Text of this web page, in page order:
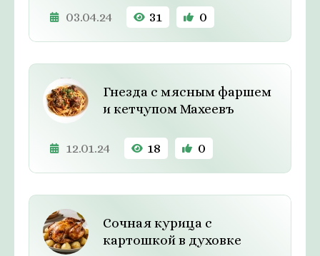
03.04.24 31 0
Гнезда с мясным фаршем
и кетчупом Махеевъ
12.01.24 18 0
Сочная курица с
картошкой в духовке